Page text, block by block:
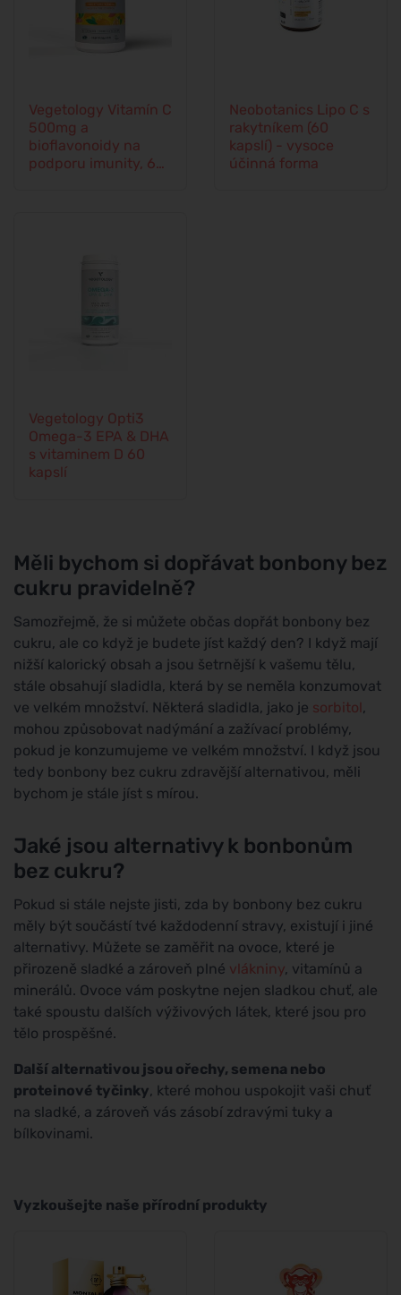
Vegetology Vitamín C
500mg a
bioflavonoidy na
podporu imunity, 60
Neobotanics Lipo C s
rakytníkem (60
kapslí) - vysoce
účinná forma
Vegetology Opti3
Omega-3 EPA & DHA
s vitaminem D 60
kapslí
Měli bychom si dopřávat bonbony bez
cukru pravidelně?
Samozřejmě, že si můžete občas dopřát bonbony bez
cukru, ale co když je budete jíst každý den? I když mají
nižší kalorický obsah a jsou šetrnější k vašemu tělu,
stále obsahují sladidla, která by se neměla konzumovat
ve velkém množství. Některá sladidla, jako je sorbitol,
mohou způsobovat nadýmání a zažívací problémy,
pokud je konzumujeme ve velkém množství. I když jsou
tedy bonbony bez cukru zdravější alternativou, měli
bychom je stále jíst s mírou.
Jaké jsou alternativy k bonbonům
bez cukru?
Pokud si stále nejste jisti, zda by bonbony bez cukru
měly být součástí tvé každodenní stravy, existují i jiné
alternativy. Můžete se zaměřit na ovoce, které je
přirozeně sladké a zároveň plné vlákniny, vitamínů a
minerálů. Ovoce vám poskytne nejen sladkou chuť, ale
také spoustu dalších výživových látek, které jsou pro
tělo prospěšné.
Další alternativou jsou ořechy, semena nebo
proteinové tyčinky, které mohou uspokojit vaši chuť
na sladké, a zároveň vás zásobí zdravými tuky a
bílkovinami.
Vyzkoušejte naše přírodní produkty